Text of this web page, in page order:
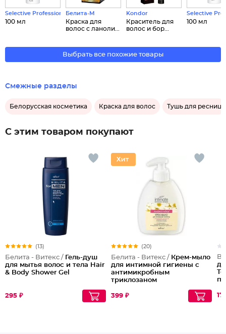
Selective Professional
100 мл
Белита-М
Краска для
волос с ланоли...
Kondor
Краситель для
волос и бор...
Selective
100 мл
Выбрать все похожие товары
Смежные разделы
Белорусская косметика Краска для волос Тушь для ресниц
С этим товаром покупают
(13)
Белита - Витекс / Гель-душ
для мытья волос и тела Hair
& Body Shower Gel
295 ₽
(20)
Белита - Витекс / Крем-мыло
для интимной гигиены с
антимикробным
триклозаном
399 ₽